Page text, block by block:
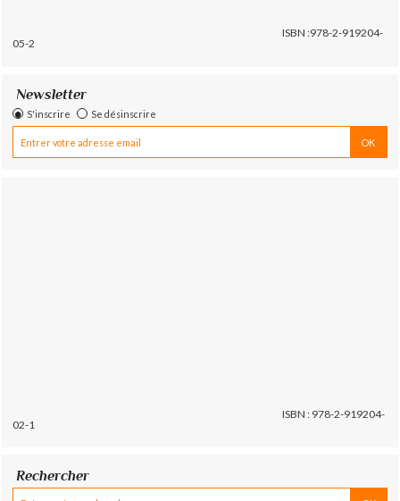
ISBN :978-2-919204-
05-2
Newsletter
S'inscrire Se désinscrire
ISBN : 978-2-919204-
02-1
Rechercher